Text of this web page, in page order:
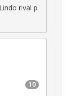
rival p
10